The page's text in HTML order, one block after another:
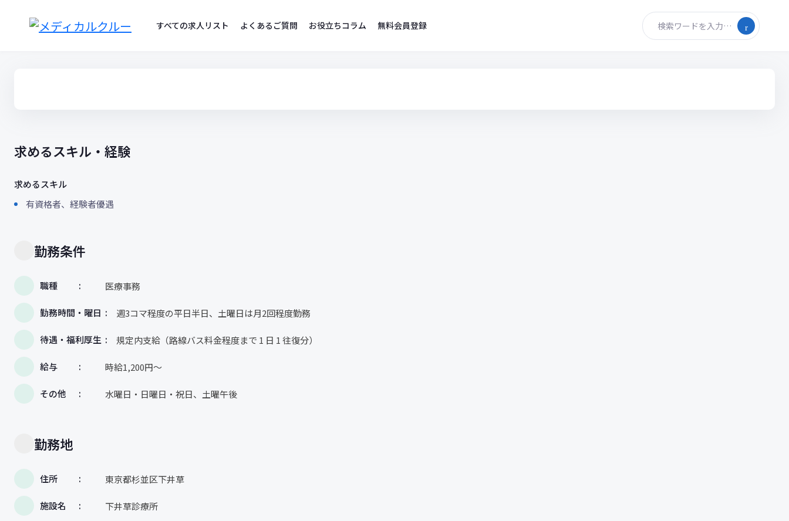
すべての求人リスト よくあるご質問 お役立ちコラム 無料会員登録 検索ワードを入力…
求めるスキル・経験
求めるスキル
有資格者、経験者優遇
勤務条件
職種 医療事務
勤務時間・曜日 週3コマ程度の平日半日、土曜日は月2回程度勤務
待遇・福利厚生 規定内支給（路線バス料金程度まで 1 日 1 往復分）
給与 時給1,200円〜
その他 水曜日・日曜日・祝日、土曜午後
勤務地
住所 東京都杉並区下井草
施設名 下井草診療所